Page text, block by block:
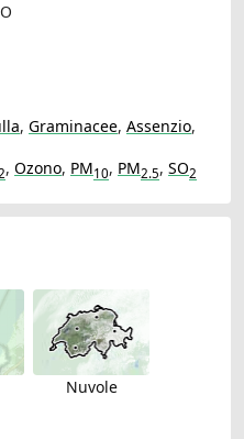
, Graminacee, Assenzio,
, Ozono, PM10, PM2.5, SO2
Nuvole